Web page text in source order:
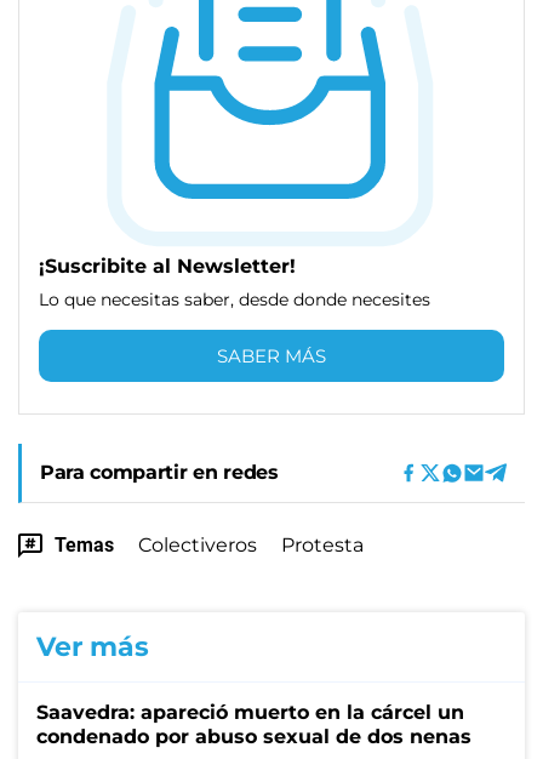
¡Suscribite al Newsletter!
Lo que necesitas saber, desde donde necesites
SABER MÁS
Para compartir en redes
Temas Colectiveros Protesta
Ver más
Saavedra: apareció muerto en la cárcel un
condenado por abuso sexual de dos nenas